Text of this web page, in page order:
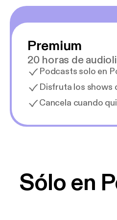
Premium
20 horas de
Podcasts solo en
Disfruta los shows
Cancela cuando
Sólo en